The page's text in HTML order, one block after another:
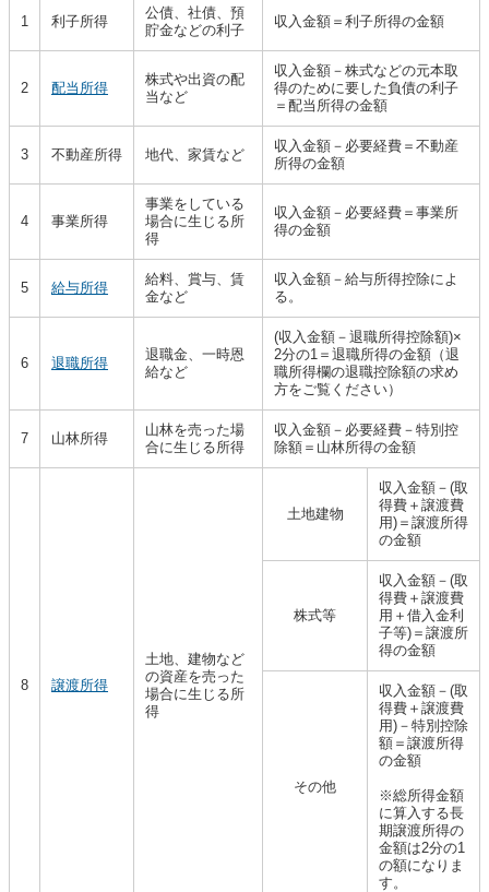
1 利子所得
公債、社債、預
貯金などの利子
収入金額＝利子所得の金額
2 配当所得
株式や出資の配
当など
収入金額－株式などの元本取
得のために要した負債の利子
＝配当所得の金額
3 不動産所得 地代、家賃など
収入金額－必要経費＝不動産
所得の金額
4 事業所得
事業をしている
場合に生じる所
得
収入金額－必要経費＝事業所
得の金額
5 給与所得
給料、賞与、賃
金など
収入金額－給与所得控除によ
る。
6 退職所得
退職金、一時恩
給など
(収入金額－退職所得控除額)×
2分の1＝退職所得の金額（退
職所得欄の退職控除額の求め
方をご覧ください）
7 山林所得
山林を売った場
合に生じる所得
収入金額－必要経費－特別控
除額＝山林所得の金額
8 譲渡所得
土地、建物など
の資産を売った
場合に生じる所
得
土地建物
収入金額－(取
得費＋譲渡費
用)＝譲渡所得
の金額
株式等
収入金額－(取
得費＋譲渡費
用＋借入金利
子等)＝譲渡所
得の金額
その他
収入金額－(取
得費＋譲渡費
用)－特別控除
額＝譲渡所得
の金額
※総所得金額
に算入する長
期譲渡所得の
金額は2分の1
の額になりま
す。